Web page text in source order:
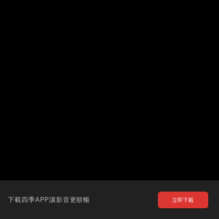
下載四季APP讓影音更順暢 立即下載